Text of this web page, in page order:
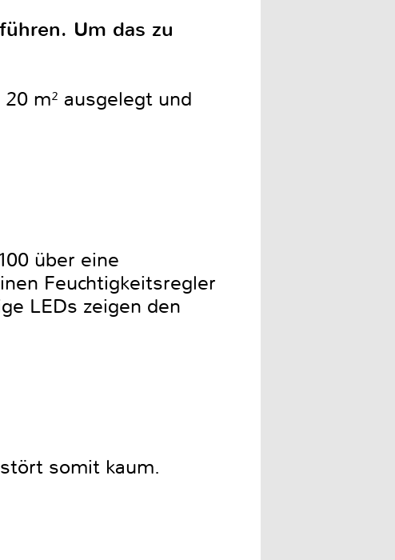
Um das zu
m² ausgelegt und
über eine
Feuchtigkeitsregler
LEDs zeigen den
somit kaum.